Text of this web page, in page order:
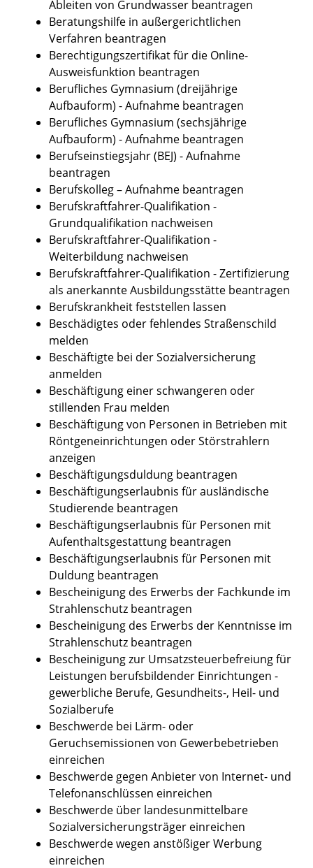
Ableiten von Grundwasser beantragen
Beratungshilfe in außergerichtlichen
Verfahren beantragen
Berechtigungszertifikat für die Online-
Ausweisfunktion beantragen
Berufliches Gymnasium (dreijährige
Aufbauform) - Aufnahme beantragen
Berufliches Gymnasium (sechsjährige
Aufbauform) - Aufnahme beantragen
Berufseinstiegsjahr (BEJ) - Aufnahme
beantragen
Berufskolleg – Aufnahme beantragen
Berufskraftfahrer-Qualifikation -
Grundqualifikation nachweisen
Berufskraftfahrer-Qualifikation -
Weiterbildung nachweisen
Berufskraftfahrer-Qualifikation - Zertifizierung
als anerkannte Ausbildungsstätte beantragen
Berufskrankheit feststellen lassen
Beschädigtes oder fehlendes Straßenschild
melden
Beschäftigte bei der Sozialversicherung
anmelden
Beschäftigung einer schwangeren oder
stillenden Frau melden
Beschäftigung von Personen in Betrieben mit
Röntgeneinrichtungen oder Störstrahlern
anzeigen
Beschäftigungsduldung beantragen
Beschäftigungserlaubnis für ausländische
Studierende beantragen
Beschäftigungserlaubnis für Personen mit
Aufenthaltsgestattung beantragen
Beschäftigungserlaubnis für Personen mit
Duldung beantragen
Bescheinigung des Erwerbs der Fachkunde im
Strahlenschutz beantragen
Bescheinigung des Erwerbs der Kenntnisse im
Strahlenschutz beantragen
Bescheinigung zur Umsatzsteuerbefreiung für
Leistungen berufsbildender Einrichtungen -
gewerbliche Berufe, Gesundheits-, Heil- und
Sozialberufe
Beschwerde bei Lärm- oder
Geruchsemissionen von Gewerbebetrieben
einreichen
Beschwerde gegen Anbieter von Internet- und
Telefonanschlüssen einreichen
Beschwerde über landesunmittelbare
Sozialversicherungsträger einreichen
Beschwerde wegen anstößiger Werbung
einreichen